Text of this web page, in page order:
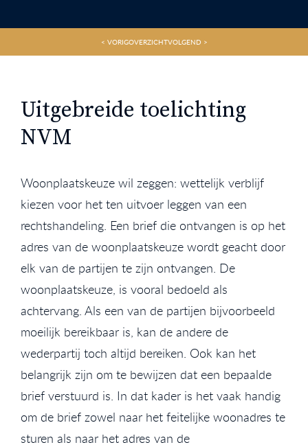
< VORIGOVERZICHTVOLGEND >
Uitgebreide toelichting
NVM
Woonplaatskeuze wil zeggen: wettelijk verblijf
kiezen voor het ten uitvoer leggen van een
rechtshandeling. Een brief die ontvangen is op het
adres van de woonplaatskeuze wordt geacht door
elk van de partijen te zijn ontvangen. De
woonplaatskeuze, is vooral bedoeld als
achtervang. Als een van de partijen bijvoorbeeld
moeilijk bereikbaar is, kan de andere de
wederpartij toch altijd bereiken. Ook kan het
belangrijk zijn om te bewijzen dat een bepaalde
brief verstuurd is. In dat kader is het vaak handig
om de brief zowel naar het feitelijke woonadres te
sturen als naar het adres van de